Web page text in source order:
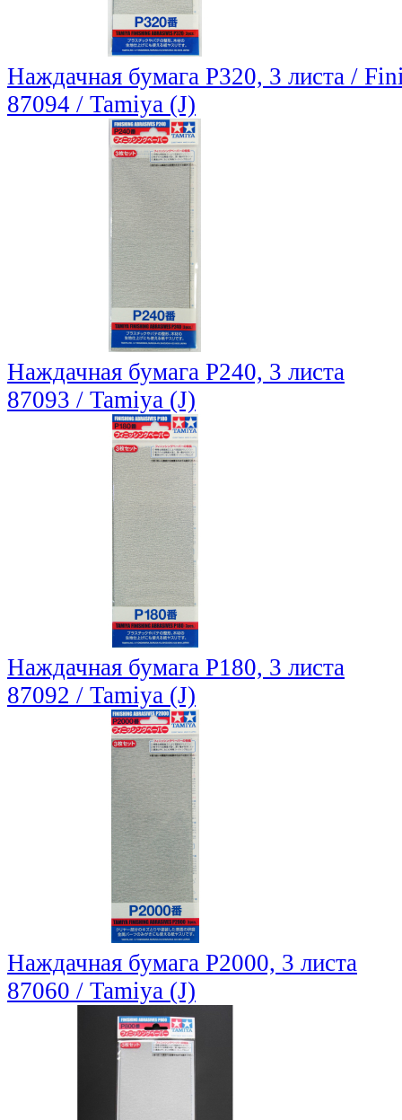
Наждачная бумага P320, 3 листа /
87094 / Tamiya (J)
Наждачная бумага P240, 3 листа
87093 / Tamiya (J)
Наждачная бумага P180, 3 листа
87092 / Tamiya (J)
Наждачная бумага P2000, 3 листа
87060 / Tamiya (J)